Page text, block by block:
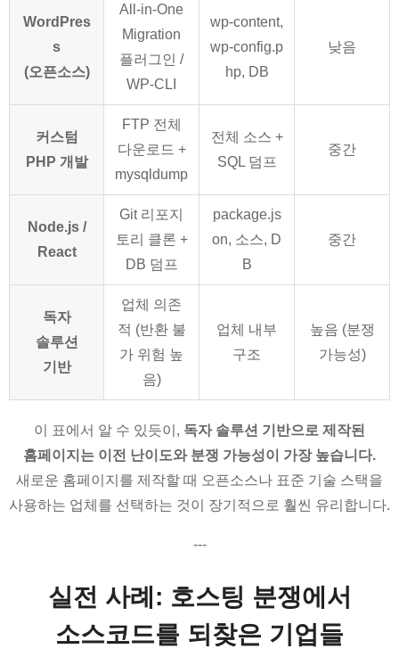
WordPres
s
(오픈소스)
All-in-One
Migration
플러그인 /
WP-CLI
wp-content,
wp-config.p
hp, DB
낮음
커스텀
PHP 개발
FTP 전체
다운로드 +
mysqldump
전체 소스 +
SQL 덤프
중간
Node.js /
React
Git 리포지
토리 클론 +
DB 덤프
package.js
on, 소스, D
B
중간
독자
솔루션
기반
업체 의존
적 (반환 불
가 위험 높
음)
업체 내부
구조
높음 (분쟁
가능성)
이 표에서 알 수 있듯이, 독자 솔루션 기반으로 제작된
홈페이지는 이전 난이도와 분쟁 가능성이 가장 높습니다.
새로운 홈페이지를 제작할 때 오픈소스나 표준 기술 스택을
사용하는 업체를 선택하는 것이 장기적으로 훨씬 유리합니다.
---
실전 사례: 호스팅 분쟁에서
소스코드를 되찾은 기업들